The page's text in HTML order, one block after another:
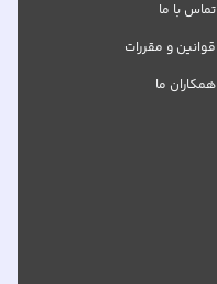
تماس با ما
قوانین و مقررات
همکاران ما